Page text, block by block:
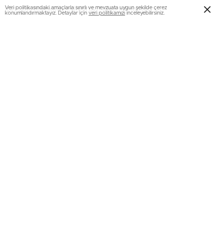
için çok teşekkür ediyoruz” diye konuştu.
Veri politikasındaki amaçlarla sınırlı ve mevzuata uygun şekilde çerez
konumlandırmaktayız. Detaylar için veri politikamızı inceleyebilirsiniz.